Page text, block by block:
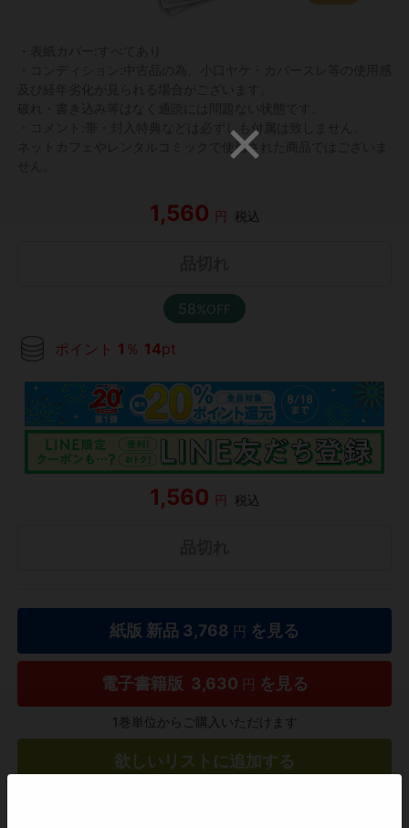
・コメント:帯・封入特典などは必ずしも付属は致しません。
ネットカフェやレンタルコミックで使用された商品ではございま
1,560 円 税込
58%OFF
ポイント 1 ％ 14pt
1,560 円 税込
紙版 新品 3,768 円 を見る
電子書籍版 3,630 円 を見る
1巻単位からご購入いただけます
欲しいリストに追加する